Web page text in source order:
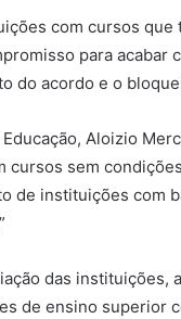
com cursos
para acabar
do acordo e o
Aloizio
cursos sem
de instituições com
das instituições,
de ensino superior